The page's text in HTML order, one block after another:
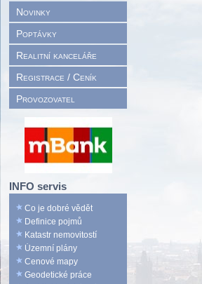
Novinky
Poptávky
Realitní kanceláře
Registrace / Ceník
Provozovatel
INFO servis
Co je dobré vědět
Definice pojmů
Katastr nemovitostí
Územní plány
Cenové mapy
Geodetické práce